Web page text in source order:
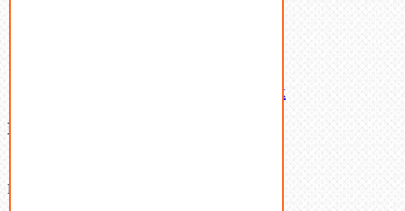
Латунный и бронзовый крепеж
Ваша корзина
В корзине нет товаров.